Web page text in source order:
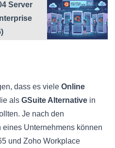
Server
dass es viele Online
als GSuite Alternative in
Je nach den
Unternehmens können
und Zoho Workplace